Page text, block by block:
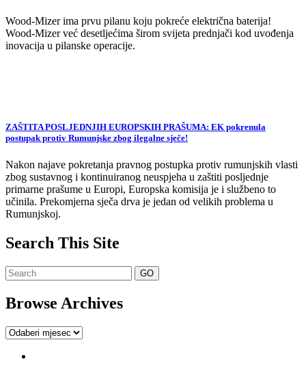
Wood-Mizer ima prvu pilanu koju pokreće električna baterija!
Wood-Mizer već desetljećima širom svijeta prednjači kod uvođenja
inovacija u pilanske operacije.
ZAŠTITA POSLJEDNJIH EUROPSKIH PRAŠUMA: EK pokrenula
postupak protiv Rumunjske zbog ilegalne sječe!
Nakon najave pokretanja pravnog postupka protiv rumunjskih vlasti
zbog sustavnog i kontinuiranog neuspjeha u zaštiti posljednje
primarne prašume u Europi, Europska komisija je i službeno to
učinila. Prekomjerna sječa drva je jedan od velikih problema u
Rumunjskoj.
Search This Site
Browse Archives
Browse